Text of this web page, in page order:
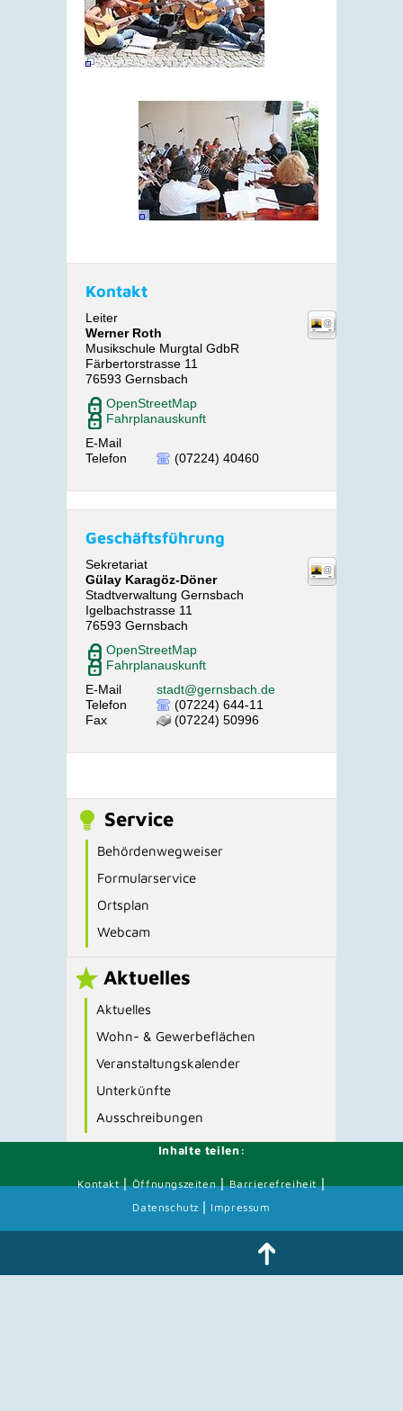
Kontakt
Leiter
Werner Roth
Musikschule Murgtal GdbR
Färbertorstrasse 11
76593 Gernsbach
OpenStreetMap
Fahrplanauskunft
E-Mail
Telefon
(07224) 40460
Geschäftsführung
Sekretariat
Gülay Karagöz-Döner
Stadtverwaltung Gernsbach
Igelbachstrasse 11
76593 Gernsbach
OpenStreetMap
Fahrplanauskunft
E-Mail
stadt@gernsbach.de
Telefon
(07224) 644-11
Fax
(07224) 50996
Service
Behördenwegweiser
Formularservice
Ortsplan
Webcam
Aktuelles
Aktuelles
Wohn- & Gewerbeflächen
Veranstaltungskalender
Unterkünfte
Ausschreibungen
Inhalte teilen:
Kontakt|Öffnungszeiten|Barrierefreiheit|
Datenschutz | Impressum